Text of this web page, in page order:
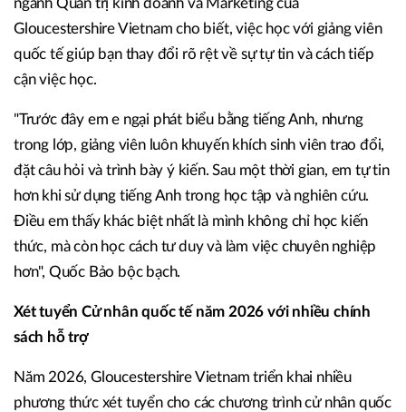
ngành Quản trị kinh doanh và Marketing của
Gloucestershire Vietnam cho biết, việc học với giảng viên
quốc tế giúp bạn thay đổi rõ rệt về sự tự tin và cách tiếp
cận việc học.
"Trước đây em e ngại phát biểu bằng tiếng Anh, nhưng
trong lớp, giảng viên luôn khuyến khích sinh viên trao đổi,
đặt câu hỏi và trình bày ý kiến. Sau một thời gian, em tự tin
hơn khi sử dụng tiếng Anh trong học tập và nghiên cứu.
Điều em thấy khác biệt nhất là mình không chỉ học kiến
thức, mà còn học cách tư duy và làm việc chuyên nghiệp
hơn", Quốc Bảo bộc bạch.
Xét tuyển Cử nhân quốc tế năm 2026 với nhiều chính
sách hỗ trợ
Năm 2026, Gloucestershire Vietnam triển khai nhiều
phương thức xét tuyển cho các chương trình cử nhân quốc